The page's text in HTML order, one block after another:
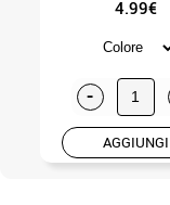
4.99€
-
AGGIUNGI